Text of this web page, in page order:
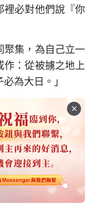
裡必對他們說『你
聚集，為自己立一
作：從被擄之地上
為大日。」